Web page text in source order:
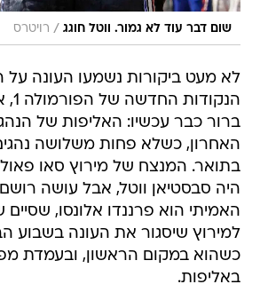
שום דבר עוד לא גמור. ווטל חוגג / רויטרס
לא מעט ביקורות נשמעו העונה על
ברור כבר עכשיו: האליפות של
האחרון, כשלא פחות משלושה נהגים
בתואר. המנצח של מירוץ סאו
היה סבסטיאן ווטל, אבל עושה
האמיתי הוא פרננדו אלונסו, שסיים
למירוץ שיסגור את העונה בשבוע
כשהוא במקום הראשון, ובעמדת
באליפות.